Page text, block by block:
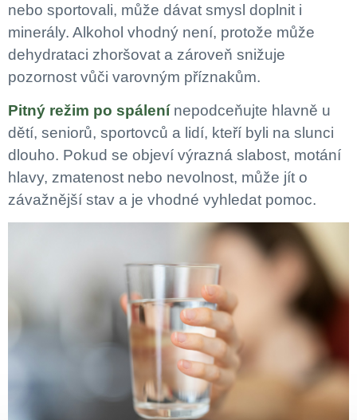
nebo sportovali, může dávat smysl doplnit i
minerály. Alkohol vhodný není, protože může
dehydrataci zhoršovat a zároveň snižuje
pozornost vůči varovným příznakům.
Pitný režim po spálenínepodceňujte hlavně u
dětí, seniorů, sportovců a lidí, kteří byli na slunci
dlouho. Pokud se objeví výrazná slabost, motání
hlavy, zmatenost nebo nevolnost, může jít o
závažnější stav a je vhodné vyhledat pomoc.